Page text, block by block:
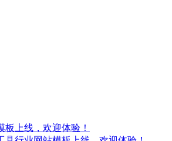
板上线，欢迎体验！